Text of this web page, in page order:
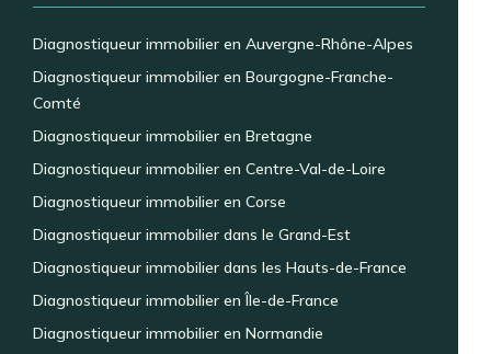
Diagnostiqueur immobilier en Auvergne-Rhône-Alpes
Diagnostiqueur immobilier en Bourgogne-Franche-
Comté
Diagnostiqueur immobilier en Bretagne
Diagnostiqueur immobilier en Centre-Val-de-Loire
Diagnostiqueur immobilier en Corse
Diagnostiqueur immobilier dans le Grand-Est
Diagnostiqueur immobilier dans les Hauts-de-France
Diagnostiqueur immobilier en Île-de-France
Diagnostiqueur immobilier en Normandie